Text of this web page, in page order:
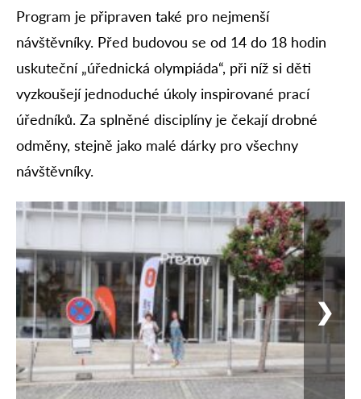
Program je připraven také pro nejmenší
návštěvníky. Před budovou se od 14 do 18 hodin
uskuteční „úřednická olympiáda“, při níž si děti
vyzkoušejí jednoduché úkoly inspirované prací
úředníků. Za splněné disciplíny je čekají drobné
odměny, stejně jako malé dárky pro všechny
návštěvníky.
❯